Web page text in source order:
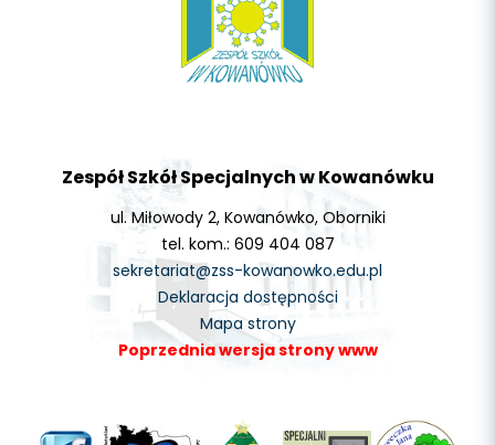
Zespół Szkół Specjalnych w Kowanówku
ul. Miłowody 2, Kowanówko, Oborniki
tel. kom.: 609 404 087
sekretariat@zss-kowanowko.edu.pl
Deklaracja dostępności
Mapa strony
Poprzednia wersja strony www